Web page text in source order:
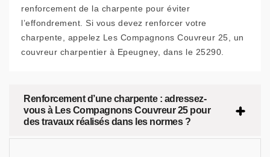
renforcement de la charpente pour éviter
l’effondrement. Si vous devez renforcer votre
charpente, appelez Les Compagnons Couvreur 25, un
couvreur charpentier à Epeugney, dans le 25290.
Renforcement d’une charpente : adressez-
vous à Les Compagnons Couvreur 25 pour
des travaux réalisés dans les normes ?